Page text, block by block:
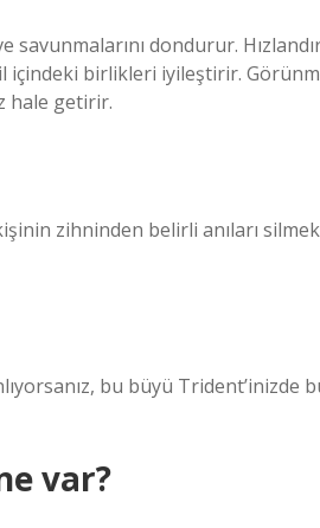
dondurur.
içindeki birlikleri iyileştirir.
hale getirir.
zihninden belirli anıları
bu büyü Trident’inizde
var?